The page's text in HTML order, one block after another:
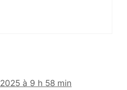
à 9 h 58 min